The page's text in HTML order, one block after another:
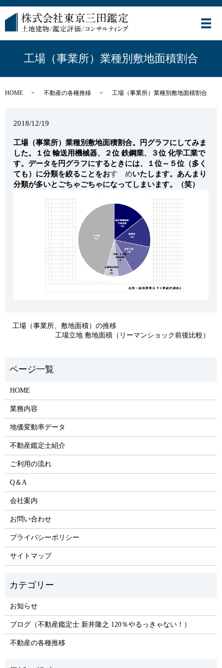
メ
工場（事業所）業種別敷地面積割合
HOME 不動産の各種推移 工場（事業所）業種別敷地面積割合
2018/12/19
工場（事業所）業種別敷地面積割合。円グラフにしてみま
した。１位 輸送用機械器、２位 鉄鋼業、３位 化学工業で
す。データを円グラフにするときには、１位～５位（多く
ても）に分類を絞ることをおすゝめいたします。あんまり
分類が多いとごちゃごちゃになってしまいます。（笑）
工場（事業所、敷地面積）の推移
工場立地 敷地面積（リーマンショック前後比較）
HOME
業務内容
地価変動率データ
不動産鑑定士紹介
ご利用の流れ
Q＆A
会社案内
お問い合わせ
プライバシーポリシー
サイトマップ
お知らせ
ブログ（不動産鑑定士 新井隆之 120％やるっきゃない！）
不動産の各種推移